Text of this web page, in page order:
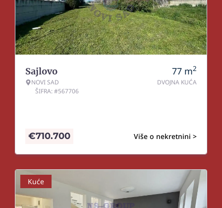
Sajlovo
NOVI SAD
ŠIFRA: #567706
77 m2
DVOJNA KUĆA
Više o nekretnini >
€710.700
Kuće